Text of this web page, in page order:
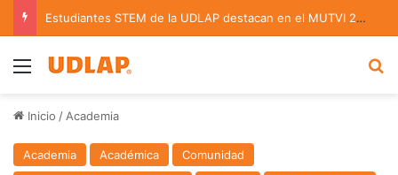
Estudiantes STEM de la UDLAP destacan en el MUTVI 2026
Menu
Inicio / Academia
Academia Académica
Comunidad